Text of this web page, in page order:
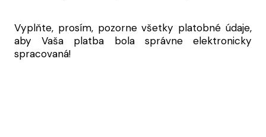
Vyplňte, prosím, pozorne všetky platobné údaje,
aby Vaša platba bola správne elektronicky
spracovaná!